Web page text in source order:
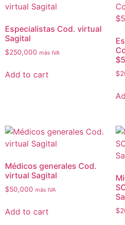
Especialistas Cod. virtual
Sagital
$250,000 más IVA
Add to cart $
Médicos generales Cod.
virtual Sagital
$50,000 más IVA
Add to cart $